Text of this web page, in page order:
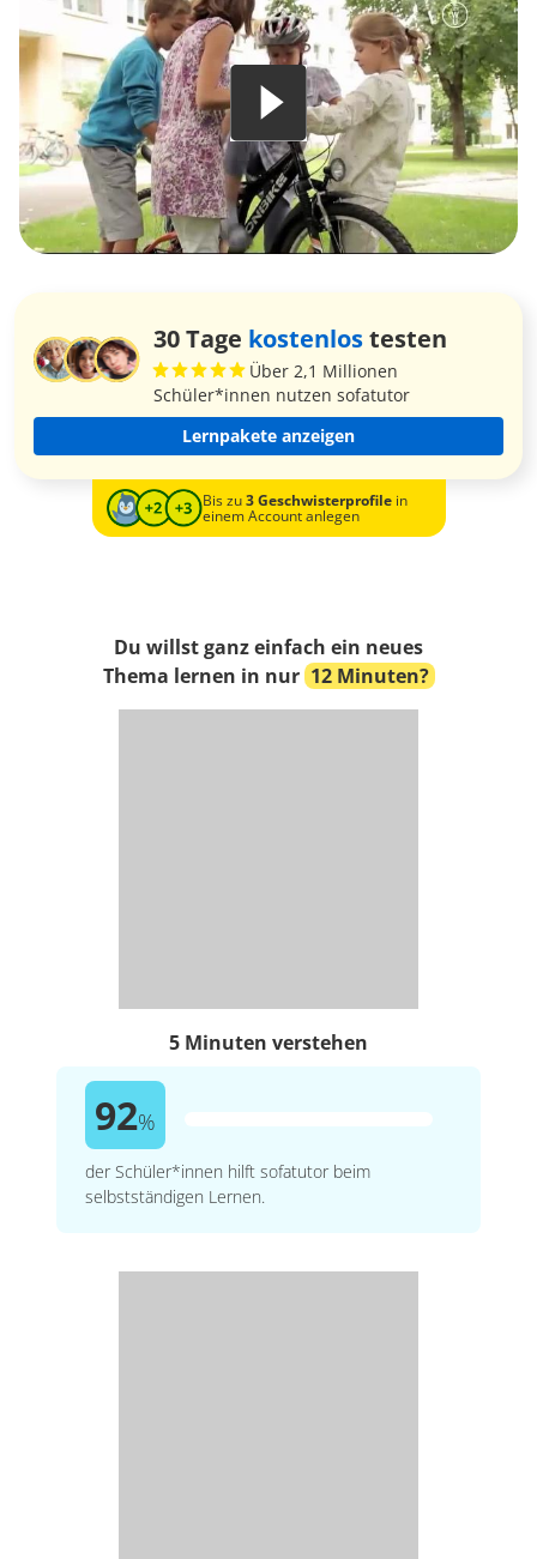
30 Tage kostenlostesten
Über 2,1 Millionen
Schüler*innen nutzen sofatutor
Lernpakete anzeigen
Bis zu3 Geschwisterprofilein
einem Account anlegen
Du willst ganz einfach ein neues
Thema lernen in nur 12 Minuten?
5 Minuten verstehen
92%
der Schüler*innen hilft sofatutor beim
selbstständigen Lernen.